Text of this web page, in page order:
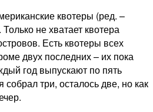
квотеры (ред. –
не хватает квотера
Есть квотеры всех
двух последних – их пока
год выпускают по пять
собрал три, осталось две, но как